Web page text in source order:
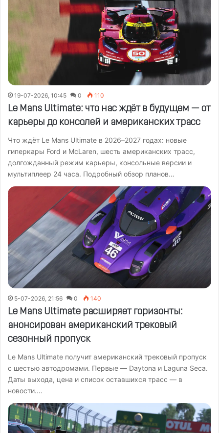
19-07-2026, 10:45 0 110
Le Mans Ultimate: что нас ждёт в будущем — от
карьеры до консолей и американских трасс
Что ждёт Le Mans Ultimate в 2026–2027 годах: новые
гиперкары Ford и McLaren, шесть американских трасс,
долгожданный режим карьеры, консольные версии и
мультиплеер 24 часа. Подробный обзор планов…
5-07-2026, 21:56 0 140
Le Mans Ultimate расширяет горизонты:
анонсирован американский трековый
сезонный пропуск
Le Mans Ultimate получит американский трековый пропуск
с шестью автодромами. Первые — Daytona и Laguna Seca.
Даты выхода, цена и список оставшихся трасс — в
новости.…